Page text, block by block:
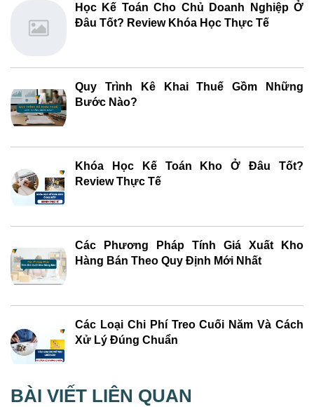
Học Kế Toán Cho Chủ Doanh Nghiệp Ở
Đâu Tốt? Review Khóa Học Thực Tế
Quy Trình Kê Khai Thuế Gồm Những
Bước Nào?
Khóa Học Kế Toán Kho Ở Đâu Tốt?
Review Thực Tế
Các Phương Pháp Tính Giá Xuất Kho
Hàng Bán Theo Quy Định Mới Nhất
Các Loại Chi Phí Treo Cuối Năm Và Cách
Xử Lý Đúng Chuẩn
BÀI VIẾT LIÊN QUAN